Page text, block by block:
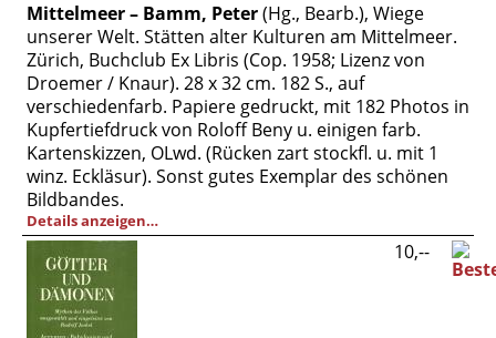
Mittelmeer – Bamm, Peter(Hg., Bearb.), Wiege
unserer Welt. Stätten alter Kulturen am Mittelmeer.
Zürich, Buchclub Ex Libris (Cop. 1958; Lizenz von
Droemer / Knaur). 28 x 32 cm. 182 S., auf
verschiedenfarb. Papiere gedruckt, mit 182 Photos in
Kupfertiefdruck von Roloff Beny u. einigen farb.
Kartenskizzen, OLwd. (Rücken zart stockfl. u. mit 1
winz. Eckläsur). Sonst gutes Exemplar des schönen
Bildbandes.
Details anzeigen…
10,--